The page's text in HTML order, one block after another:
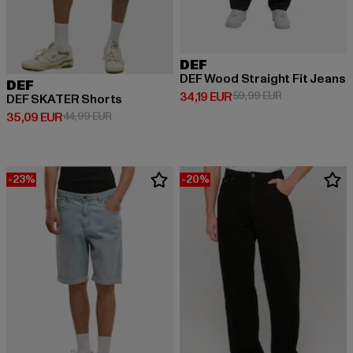
DEF
DEF SKATER Shorts
35,09 EUR
Derzeitiger Preis: 35,09 EUR
44,99 EURAktionspreis: 44,99 EUR
DEF
DEF Wood Straight Fit Jeans
34,19 EUR
Derzeitiger Preis: 34,19 EUR
59,99 EURAktionspreis:
-23% -20%